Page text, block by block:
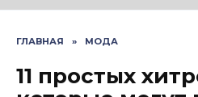
ГЛАВНАЯ » МОДА
11 простых